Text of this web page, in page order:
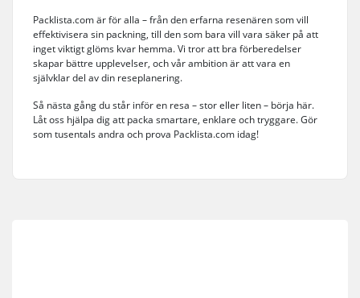
Packlista.com är för alla – från den erfarna resenären som vill
effektivisera sin packning, till den som bara vill vara säker på att
inget viktigt glöms kvar hemma. Vi tror att bra förberedelser
skapar bättre upplevelser, och vår ambition är att vara en
självklar del av din reseplanering.
Så nästa gång du står inför en resa – stor eller liten – börja här.
Låt oss hjälpa dig att packa smartare, enklare och tryggare. Gör
som tusentals andra och prova Packlista.com idag!